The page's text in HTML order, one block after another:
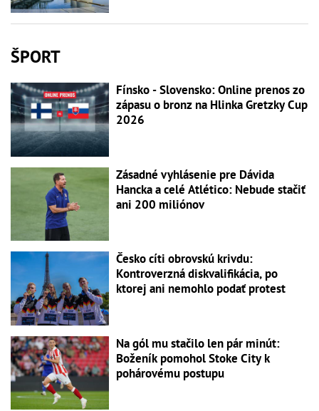
ŠPORT
Fínsko - Slovensko: Online prenos zo
zápasu o bronz na Hlinka Gretzky Cup
2026
Zásadné vyhlásenie pre Dávida
Hancka a celé Atlético: Nebude stačiť
ani 200 miliónov
Česko cíti obrovskú krivdu:
Kontroverzná diskvalifikácia, po
ktorej ani nemohlo podať protest
Na gól mu stačilo len pár minút:
Boženík pomohol Stoke City k
pohárovému postupu